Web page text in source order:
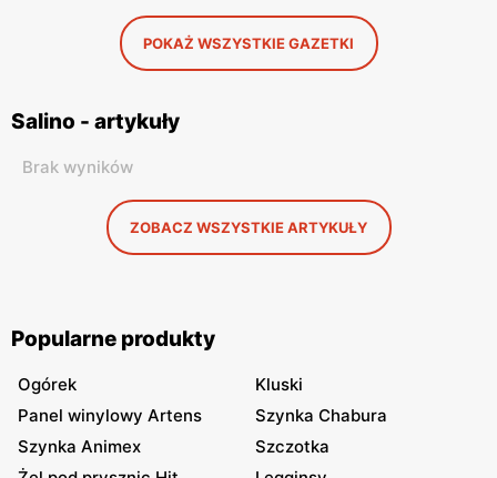
POKAŻ WSZYSTKIE GAZETKI
Salino - artykuły
Brak wyników
ZOBACZ WSZYSTKIE ARTYKUŁY
Popularne produkty
Ogórek
Kluski
Panel winylowy Artens
Szynka Chabura
Szynka Animex
Szczotka